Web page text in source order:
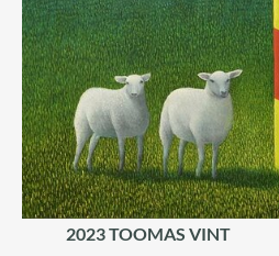
2023 TOOMAS VINT